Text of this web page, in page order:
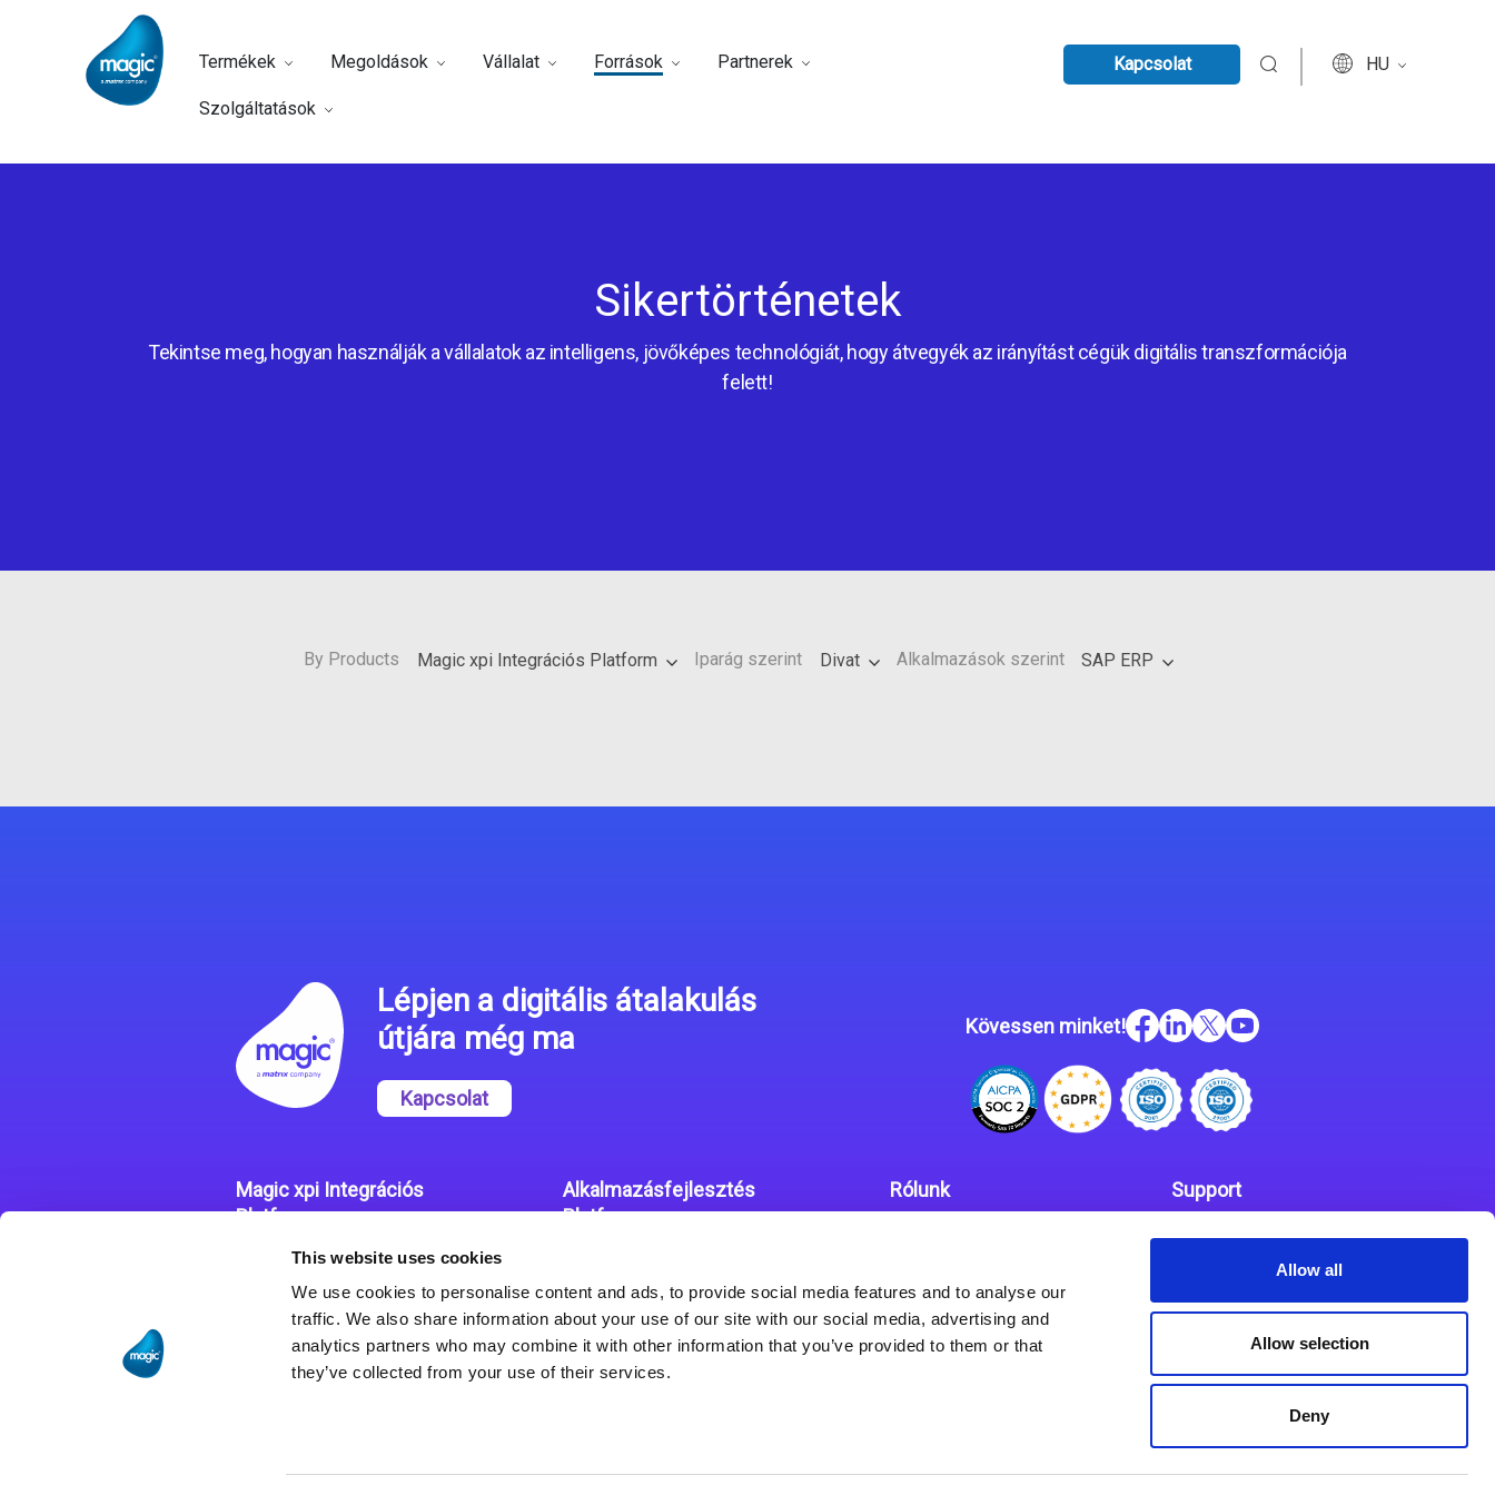
This website uses cookies
We use cookies to personalise content and ads, to provide social media features and to analyse our
traffic. We also share information about your use of our site with our social media, advertising and
analytics partners who may combine it with other information that you’ve provided to them or that
they’ve collected from your use of their services.
Allow all
Allow selection
Deny
Termékek Megoldások Vállalat Források Partnerek
Szolgáltatások
Kapcsolat HU
Sikertörténetek
Tekintse meg, hogyan használják a vállalatok az intelligens, jövőképes technológiát, hogy átvegyék az irányítást cégük digitális transzformációja
felett!
By Products Magic xpi Integrációs Platform Iparág szerint Divat Alkalmazások szerint SAP ERP
Lépjen a digitális átalakulás
útjára még ma
Kapcsolat
Kövessen minket!
Magic xpi Integrációs
Platform
Integrációs Platform
Sikertörténetek
Alkalmazásfejlesztés
Platform
platform
Magic xpa Web Alkalmazás
Keretrendszer
Rólunk
Support
Kapcsolat